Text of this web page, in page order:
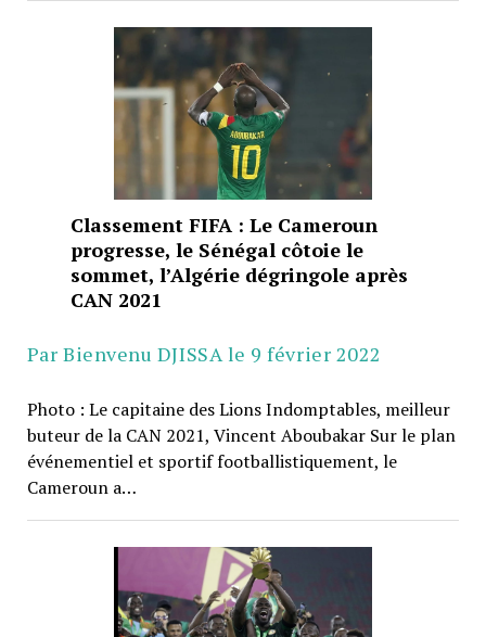
Classement FIFA : Le Cameroun
progresse, le Sénégal côtoie le
sommet, l’Algérie dégringole après
CAN 2021
Par Bienvenu DJISSA le 9 février 2022
Photo : Le capitaine des Lions Indomptables, meilleur
buteur de la CAN 2021, Vincent Aboubakar Sur le plan
événementiel et sportif footballistiquement, le
Cameroun a…